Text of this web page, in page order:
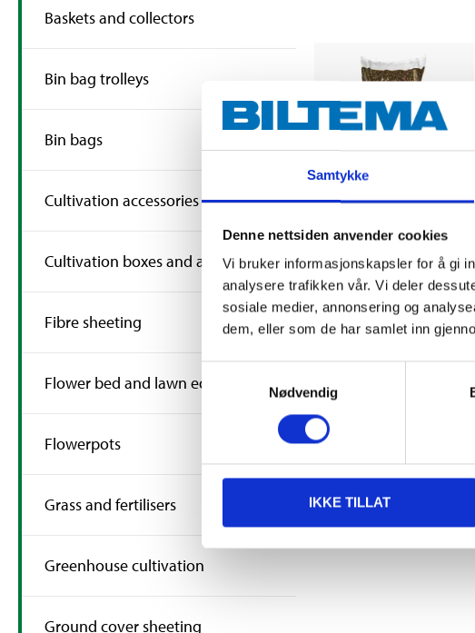
Samtykke
Denne nettsiden anvender cookies
Vi bruker informasjonskapsler for å gi
analysere trafikken vår. Vi deler
sosiale medier, annonsering og
dem, eller som de har samlet inn
Nødvendig
IKKE TILLAT
Baskets and collectors
Bin bag trolleys
Bin bags
Cultivation accessories
Cultivation boxes and accessories
Fibre sheeting
Flower bed and lawn edges
Flowerpots
Grass and fertilisers
Greenhouse cultivation
Ground cover sheeting
litres
14-2854
In stock in 49store